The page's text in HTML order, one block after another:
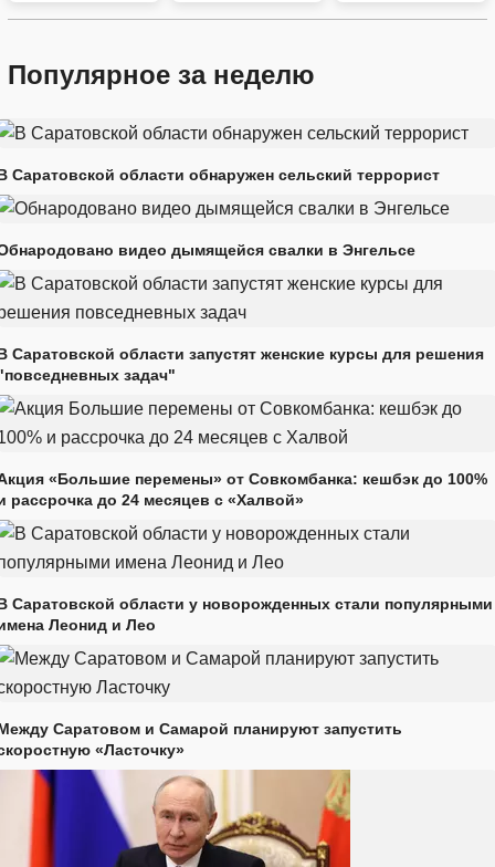
Популярное за неделю
Саратовской области обнаружен сельский террорист
видео дымящейся свалки в Энгельсе
Саратовской области запустят женские курсы для решения
задач"
«Большие перемены» от Совкомбанка: кешбэк до 100%
рассрочка до 24 месяцев с «Халвой»
Саратовской области у новорожденных стали популярными
Леонид и Лео
Саратовом и Самарой планируют запустить
«Ласточку»